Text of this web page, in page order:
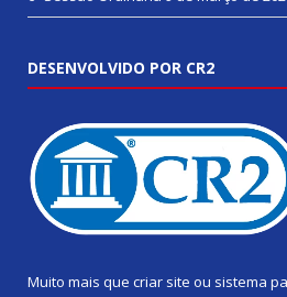
DESENVOLVIDO POR CR2
Muito mais que criar site ou sistema